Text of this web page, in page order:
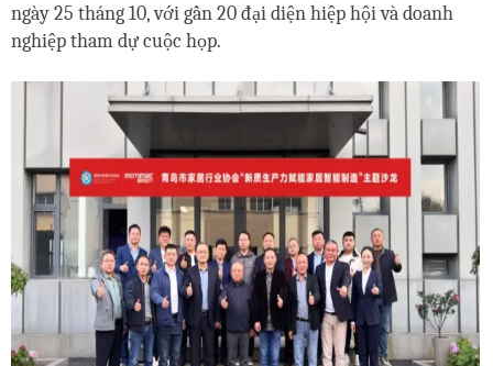
ngày 25 tháng 10, với gần 20 đại diện hiệp hội và doanh
nghiệp tham dự cuộc họp.